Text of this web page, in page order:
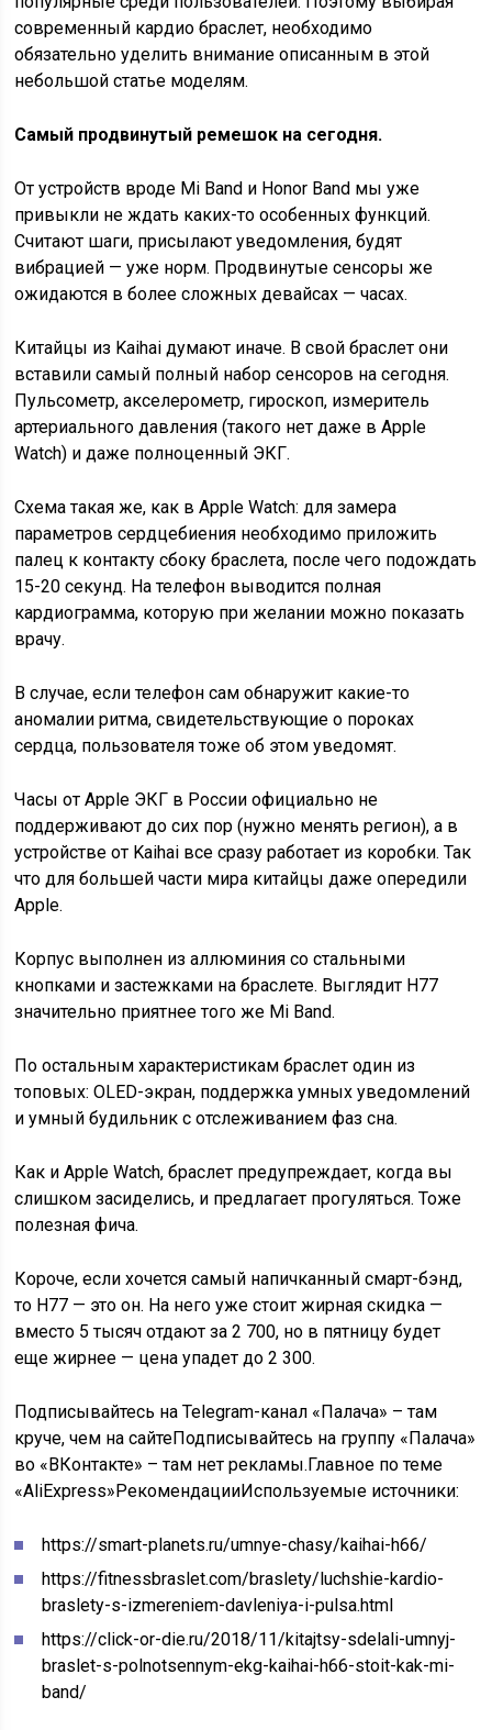
современный кардио браслет, необходимо
обязательно уделить внимание описанным в этой
небольшой статье моделям.
Самый продвинутый ремешок на сегодня.
От устройств вроде Mi Band и Honor Band мы уже
привыкли не ждать каких-то особенных функций.
Считают шаги, присылают уведомления, будят
вибрацией — уже норм. Продвинутые сенсоры же
ожидаются в более сложных девайсах — часах.
Китайцы из Kaihai думают иначе. В свой браслет они
вставили самый полный набор сенсоров на сегодня.
Пульсометр, акселерометр, гироскоп, измеритель
артериального давления (такого нет даже в Apple
Watch) и даже полноценный ЭКГ.
Схема такая же, как в Apple Watch: для замера
параметров сердцебиения необходимо приложить
палец к контакту сбоку браслета, после чего подождать
15-20 секунд. На телефон выводится полная
кардиограмма, которую при желании можно показать
врачу.
В случае, если телефон сам обнаружит какие-то
аномалии ритма, свидетельствующие о пороках
сердца, пользователя тоже об этом уведомят.
Часы от Apple ЭКГ в России официально не
поддерживают до сих пор (нужно менять регион), а в
устройстве от Kaihai все сразу работает из коробки. Так
что для большей части мира китайцы даже опередили
Apple.
Корпус выполнен из аллюминия со стальными
кнопками и застежками на браслете. Выглядит H77
значительно приятнее того же Mi Band.
По остальным характеристикам браслет один из
топовых: OLED-экран, поддержка умных уведомлений
и умный будильник с отслеживанием фаз сна.
Как и Apple Watch, браслет предупреждает, когда вы
слишком засиделись, и предлагает прогуляться. Тоже
полезная фича.
Короче, если хочется самый напичканный смарт-бэнд,
то H77 — это он. На него уже стоит жирная скидка —
вместо 5 тысяч отдают за 2 700, но в пятницу будет
еще жирнее — цена упадет до 2 300.
Подписывайтесь на Telegram-канал «Палача» – там
круче, чем на сайтеПодписывайтесь на группу «Палача»
во «ВКонтакте» – там нет рекламы.Главное по теме
«AliExpress»РекомендацииИспользуемые источники:
https://smart-planets.ru/umnye-chasy/kaihai-h66/
https://fitnessbraslet.com/braslety/luchshie-kardio-
braslety-s-izmereniem-davleniya-i-pulsa.html
https://click-or-die.ru/2018/11/kitajtsy-sdelali-umnyj-
braslet-s-polnotsennym-ekg-kaihai-h66-stoit-kak-mi-
band/